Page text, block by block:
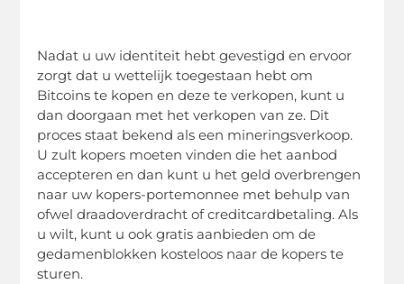
Nadat u uw identiteit hebt gevestigd en ervoor
zorgt dat u wettelijk toegestaan hebt om
Bitcoins te kopen en deze te verkopen, kunt u
dan doorgaan met het verkopen van ze. Dit
proces staat bekend als een mineringsverkoop.
U zult kopers moeten vinden die het aanbod
accepteren en dan kunt u het geld overbrengen
naar uw kopers-portemonnee met behulp van
ofwel draadoverdracht of creditcardbetaling. Als
u wilt, kunt u ook gratis aanbieden om de
gedamenblokken kosteloos naar de kopers te
sturen.